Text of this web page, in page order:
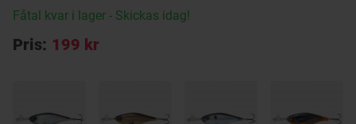
Fåtal kvar i lager - Skickas idag!
Pris: 199 kr